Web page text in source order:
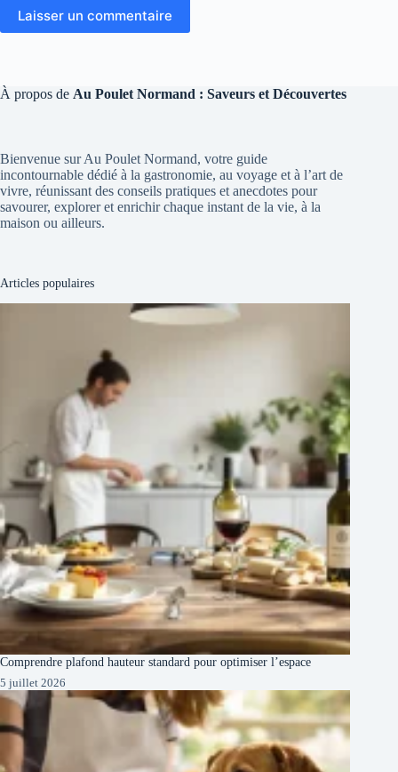
Laisser un commentaire
À propos de Au Poulet Normand : Saveurs et Découvertes
Bienvenue sur Au Poulet Normand, votre guide
incontournable dédié à la gastronomie, au voyage et à l’art de
vivre, réunissant des conseils pratiques et anecdotes pour
savourer, explorer et enrichir chaque instant de la vie, à la
maison ou ailleurs.
Articles populaires
Comprendre plafond hauteur standard pour optimiser l’espace
5 juillet 2026